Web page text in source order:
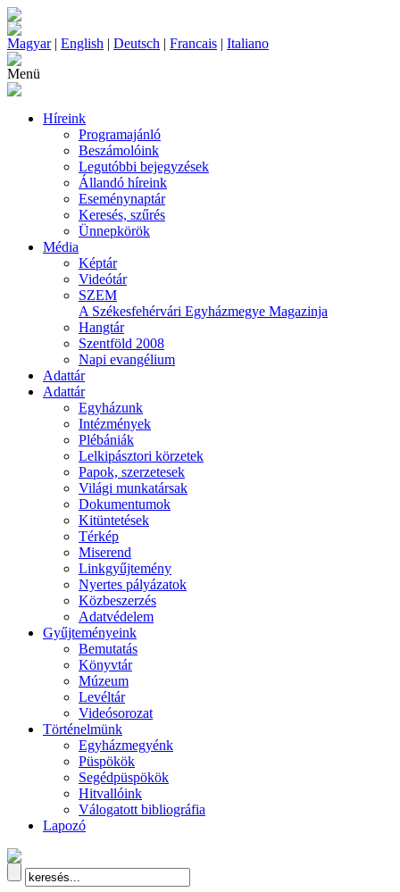
Magyar| English | Deutsch | Francais | Italiano
Menü
Híreink
Programajánló
Beszámolóink
Legutóbbi bejegyzések
Állandó híreink
Eseménynaptár
Keresés, szűrés
Ünnepkörök
Média
Képtár
Videótár
SZEM
A Székesfehérvári Egyházmegye Magazinja
Hangtár
Szentföld 2008
Napi evangélium
Adattár
Adattár
Egyházunk
Intézmények
Plébániák
Lelkipásztori körzetek
Papok, szerzetesek
Világi munkatársak
Dokumentumok
Kitüntetések
Térkép
Miserend
Linkgyűjtemény
Nyertes pályázatok
Közbeszerzés
Adatvédelem
Gyűjteményeink
Bemutatás
Könyvtár
Múzeum
Levéltár
Videósorozat
Történelmünk
Egyházmegyénk
Püspökök
Segédpüspökök
Hitvallóink
Válogatott bibliográfia
Lapozó